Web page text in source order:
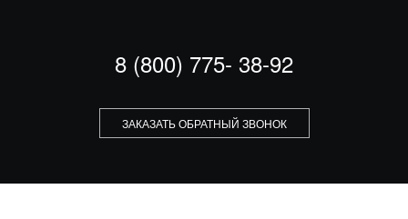
8 (800) 775- 38-92
ЗАКАЗАТЬ ОБРАТНЫЙ ЗВОНОК